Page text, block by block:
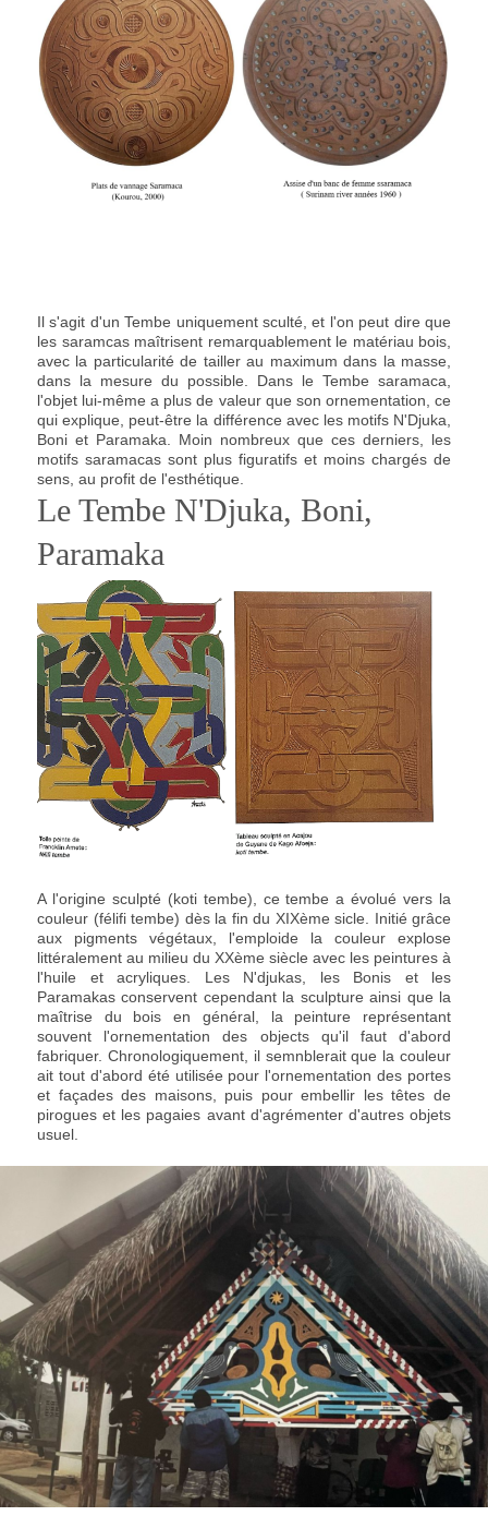
Il s'agit d'un Tembe uniquement sculté, et l'on peut dire que
les saramcas maîtrisent remarquablement le matériau bois,
avec la particularité de tailler au maximum dans la masse,
dans la mesure du possible. Dans le Tembe saramaca,
l'objet lui-même a plus de valeur que son ornementation, ce
qui explique, peut-être la différence avec les motifs N'Djuka,
Boni et Paramaka. Moin nombreux que ces derniers, les
motifs saramacas sont plus figuratifs et moins chargés de
sens, au profit de l'esthétique.
Le Tembe N'Djuka, Boni,
Paramaka
A l'origine sculpté (koti tembe), ce tembe a évolué vers la
couleur (félifi tembe) dès la fin du XIXème sicle. Initié grâce
aux pigments végétaux, l'emploide la couleur explose
littéralement au milieu du XXème siècle avec les peintures à
l'huile et acryliques. Les N'djukas, les Bonis et les
Paramakas conservent cependant la sculpture ainsi que la
maîtrise du bois en général, la peinture représentant
souvent l'ornementation des objects qu'il faut d'abord
fabriquer. Chronologiquement, il semnblerait que la couleur
ait tout d'abord été utilisée pour l'ornementation des portes
et façades des maisons, puis pour embellir les têtes de
pirogues et les pagaies avant d'agrémenter d'autres objets
usuel.